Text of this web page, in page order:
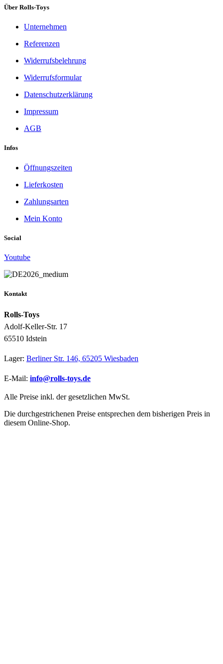
Über Rolls-Toys
Unternehmen
Referenzen
Widerrufsbelehrung
Widerrufsformular
Datenschutzerklärung
Impressum
AGB
Infos
Öffnungszeiten
Lieferkosten
Zahlungsarten
Mein Konto
Social
Youtube
Kontakt
Rolls-Toys
Adolf-Keller-Str. 17
65510 Idstein
Lager: Berliner Str. 146, 65205 Wiesbaden
E-Mail: info@rolls-toys.de
Alle Preise inkl. der gesetzlichen MwSt.
Die durchgestrichenen Preise entsprechen dem bisherigen Preis in
diesem Online-Shop.